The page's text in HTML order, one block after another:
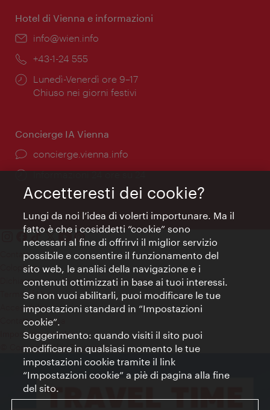
Hotel di Vienna e informazioni
Email:
info@wien.info
Telefono:
+43-1-24 555
Orari
di
Lunedì-Venerdì ore 9–17
Chiuso nei giorni festivi
Concierge IA Vienna
Ort:
concierge.vienna.info
Öffnungszeiten:
Informazioni 24 ore su 24
Contatti
Colophon
Dichiarazione sulla protezione dei dati
Terms of Use
Accessibilità
Contatto stampa
Impostazioni cookie
© Copyright WienTourismus
Accetteresti dei cookie?
Lungi da noi l’idea di volerti importunare. Ma il
fatto è che i cosiddetti “cookie” sono
necessari al fine di offrirvi il miglior servizio
possibile e consentire il funzionamento del
sito web, le analisi della navigazione e i
contenuti ottimizzati in base ai tuoi interessi.
Se non vuoi abilitarli, puoi modificare le tue
impostazioni standard in “Impostazioni
cookie”.
Suggerimento: quando visiti il sito puoi
modificare in qualsiasi momento le tue
impostazioni cookie tramite il link
“Impostazioni cookie” a piè di pagina alla fine
del sito.